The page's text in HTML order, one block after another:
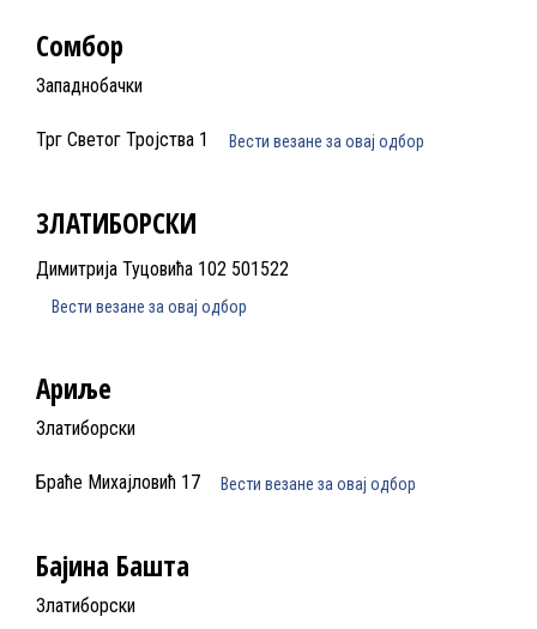
Сомбор
Западнобачки
Трг Светог Тројства 1 Вести везане за овај одбор
ЗЛАТИБОРСКИ
Димитрија Туцовића 102 501522
Вести везане за овај одбор
Ариље
Златиборски
Браће Михајловић 17 Вести везане за овај одбор
Бајина Башта
Златиборски